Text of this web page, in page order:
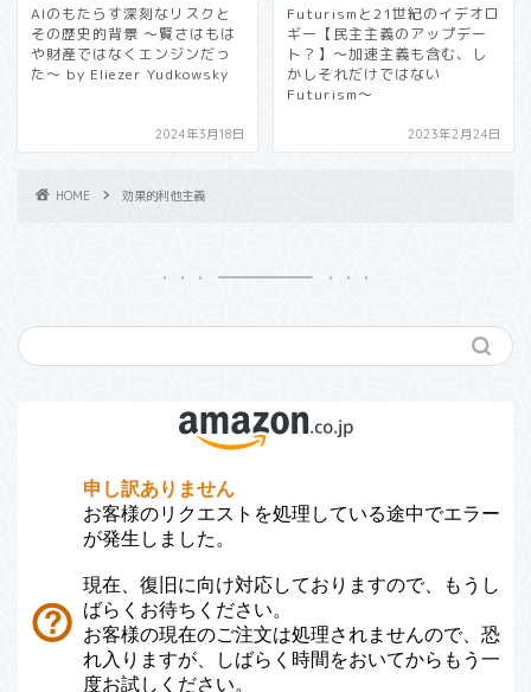
AIのもたらす深刻なリスクと
その歴史的背景 〜賢さはもは
や財産ではなくエンジンだっ
た〜 by Eliezer Yudkowsky
2024年3月18日
Futurismと21世紀のイデオロ
ギー【民主主義のアップデー
ト？】〜加速主義も含む、し
かしそれだけではない
Futurism〜
2023年2月24日
HOME 効果的利他主義